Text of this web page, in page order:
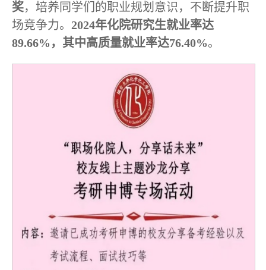
奖，培养同学们的职业规划意识，不断提升职
场竞争力。 2024年化院研究生就业率达
89.66%，其中高质量就业率达76.40%。